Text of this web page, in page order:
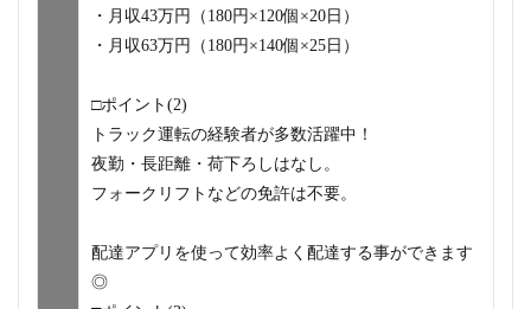
・月収43万円（180円×120個×20日）
・月収63万円（180円×140個×25日）
□ポイント(2)
トラック運転の経験者が多数活躍中！
夜勤・長距離・荷下ろしはなし。
フォークリフトなどの免許は不要。
配達アプリを使って効率よく配達する事ができます
◎